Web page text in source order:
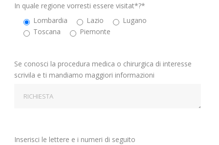
In quale regione vorresti essere visitat*?*
Lombardia
Lazio
Lugano
Toscana
Piemonte
Se conosci la procedura medica o chirurgica di interesse
scrivila e ti mandiamo maggiori informazioni
Inserisci le lettere e i numeri di seguito